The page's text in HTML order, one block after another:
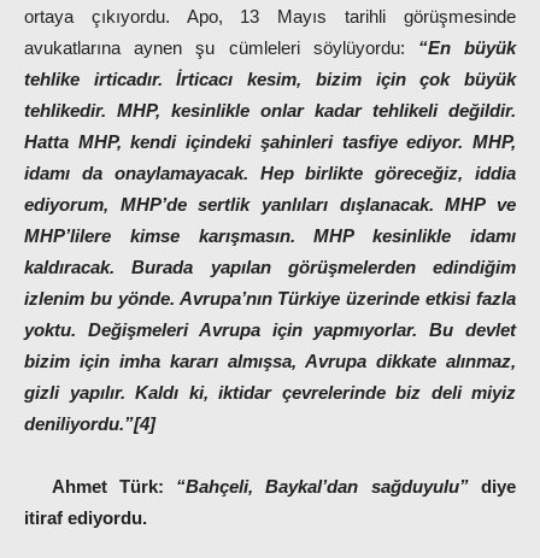
ortaya çıkıyordu. Apo, 13 Mayıs tarihli görüşmesinde
avukatlarına aynen şu cümleleri söylüyordu: “En büyük
tehlike irticadır. İrticacı kesim, bizim için çok büyük
tehlikedir. MHP, kesinlikle onlar kadar tehlikeli değildir.
Hatta MHP, kendi içindeki şahinleri tasfiye ediyor. MHP,
idamı da onaylamayacak. Hep birlikte göreceğiz, iddia
ediyorum, MHP’de sertlik yanlıları dışlanacak. MHP ve
MHP’lilere kimse karışmasın. MHP kesinlikle idamı
kaldıracak. Burada yapılan görüşmelerden edindiğim
izlenim bu yönde. Avrupa’nın Türkiye üzerinde etkisi fazla
yoktu. Değişmeleri Avrupa için yapmıyorlar. Bu devlet
bizim için imha kararı almışsa, Avrupa dikkate alınmaz,
gizli yapılır. Kaldı ki, iktidar çevrelerinde biz deli miyiz
deniliyordu.”[4]
Ahmet Türk: “Bahçeli, Baykal’dan sağduyulu”diye
itiraf ediyordu.